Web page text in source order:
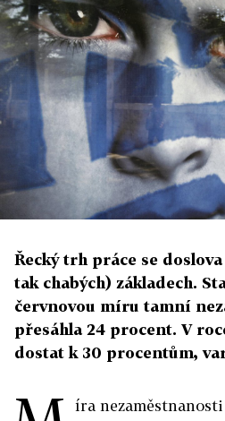
Řecký trh práce se
tak chabých) základech.
červnovou míru tamní
přesáhla 24 procent. V
dostat k 30 procentům,
íra